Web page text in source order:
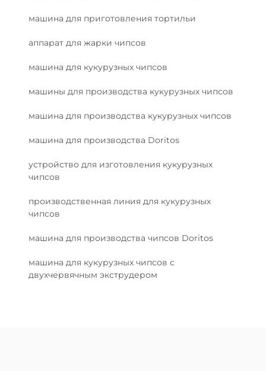
машина для приготовления тортильи
аппарат для жарки чипсов
машина для кукурузных чипсов
машины для производства кукурузных чипсов
машина для производства кукурузных чипсов
машина для производства Doritos
устройство для изготовления кукурузных
чипсов
производственная линия для кукурузных
чипсов
машина для производства чипсов Doritos
машина для кукурузных чипсов с
двухчервячным экструдером